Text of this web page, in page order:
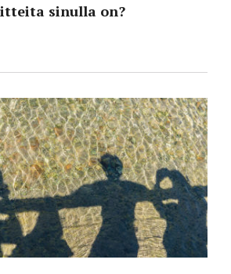
sinulla on?